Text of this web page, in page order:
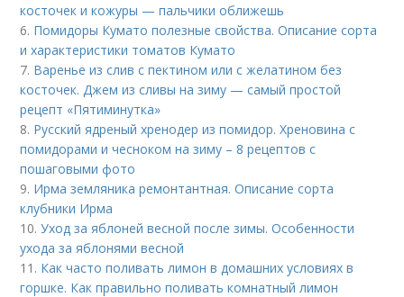
косточек и кожуры — пальчики оближешь
6. Помидоры Кумато полезные свойства. Описание сорта
и характеристики томатов Кумато
7. Варенье из слив с пектином или с желатином без
косточек. Джем из сливы на зиму — самый простой
рецепт «Пятиминутка»
8. Русский ядреный хренодер из помидор. Хреновина с
помидорами и чесноком на зиму – 8 рецептов с
пошаговыми фото
9. Ирма земляника ремонтантная. Описание сорта
клубники Ирма
10.Уход за яблоней весной после зимы. Особенности
ухода за яблонями весной
11. Как часто поливать лимон в домашних условиях в
горшке. Как правильно поливать комнатный лимон